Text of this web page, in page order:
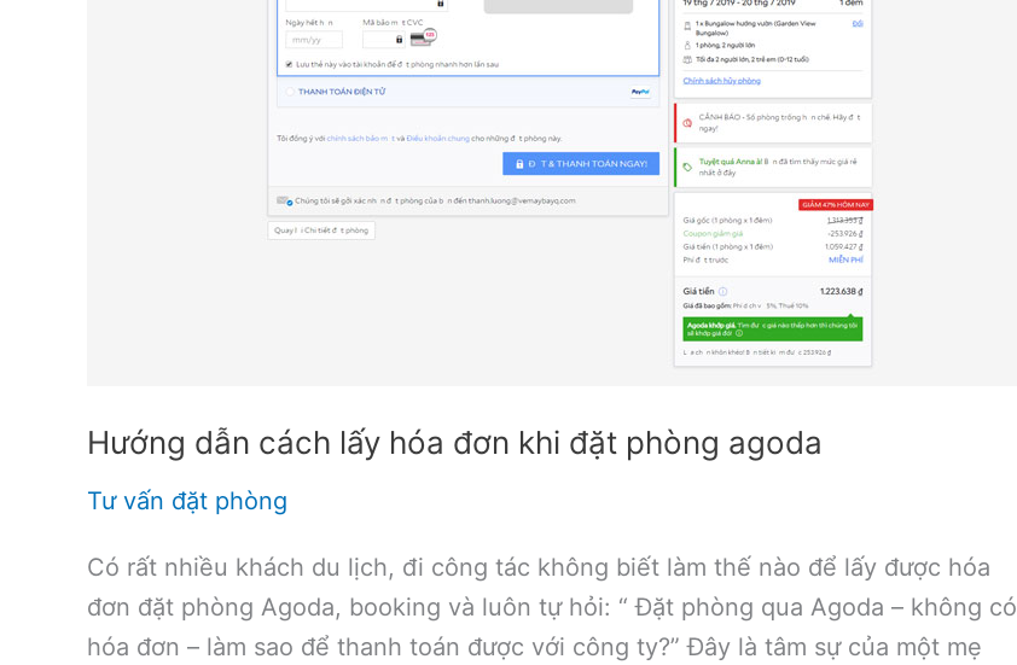
Hướng dẫn cách lấy hóa đơn khi đặt phòng agoda
Tư vấn đặt phòng
Có rất nhiều khách du lịch, đi công tác không biết làm thế nào để lấy được hóa
đơn đặt phòng Agoda, booking và luôn tự hỏi: “ Đặt phòng qua Agoda – không có
hóa đơn – làm sao để thanh toán được với công ty?” Đây là tâm sự của một mẹ